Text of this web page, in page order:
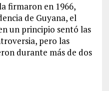
firmaron en 1966,
de Guyana, el
un principio sentó las
pero las
durante más de dos